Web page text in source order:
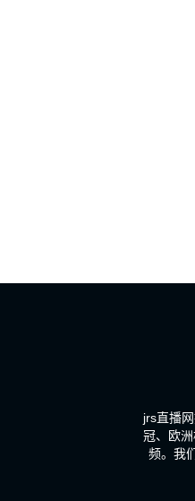
jrs直播
冠、欧
频。我